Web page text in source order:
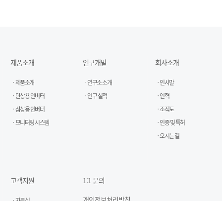
제품소개
제품소개
단상용 인버터
삼상용 인버터
모니터링 시스템
연구개발
연구소 소개
연구 실적
회사소개
인사말
연혁
조직도
인증 및 특허
오시는 길
고객지원
1:1 문의